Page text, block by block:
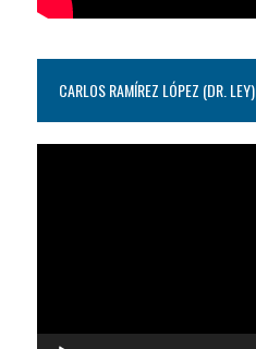
CARLOS RAMÍREZ LÓPEZ (DR. LEY)